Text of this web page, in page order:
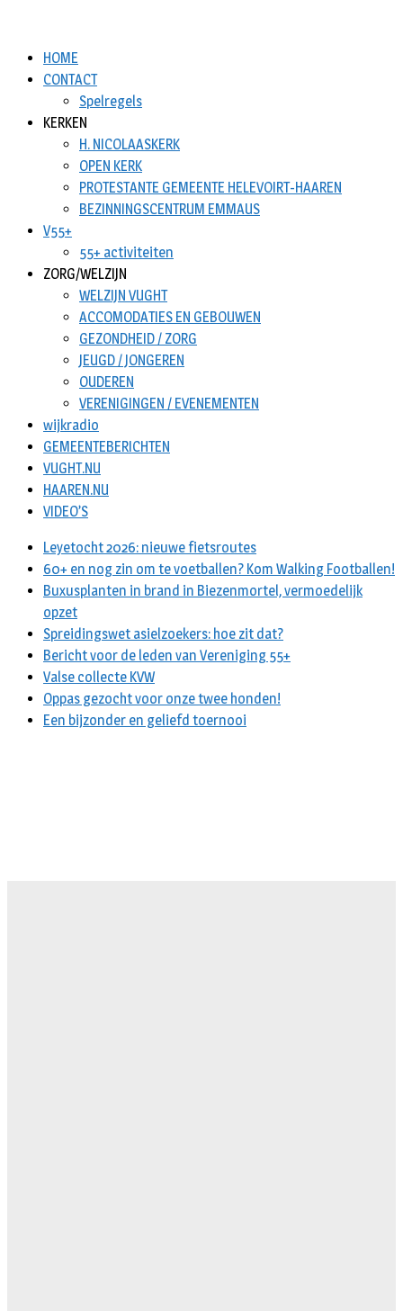
HOME
CONTACT
Spelregels
KERKEN
H. NICOLAASKERK
OPEN KERK
PROTESTANTE GEMEENTE HELEVOIRT-HAAREN
BEZINNINGSCENTRUM EMMAUS
V55+
55+ activiteiten
ZORG/WELZIJN
WELZIJN VUGHT
ACCOMODATIES EN GEBOUWEN
GEZONDHEID / ZORG
JEUGD / JONGEREN
OUDEREN
VERENIGINGEN / EVENEMENTEN
wijkradio
GEMEENTEBERICHTEN
VUGHT.NU
HAAREN.NU
VIDEO’S
Leyetocht 2026: nieuwe fietsroutes
60+ en nog zin om te voetballen? Kom Walking Footballen!
Buxusplanten in brand in Biezenmortel, vermoedelijk
opzet
Spreidingswet asielzoekers: hoe zit dat?
Bericht voor de leden van Vereniging 55+
Valse collecte KVW
Oppas gezocht voor onze twee honden!
Een bijzonder en geliefd toernooi